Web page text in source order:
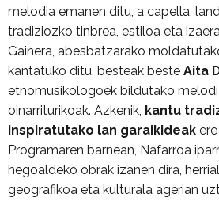
melodia emanen ditu, a capella,
tradiziozko tinbrea, estiloa eta
Gainera, abesbatzarako
kantatuko ditu, besteak beste Aita
etnomusikologoek bildutako
oinarriturikoak. Azkenik, kantu
inspiratutako lan garaikideak
Programaren barnean, Nafarroa
hegoaldeko obrak izanen dira,
geografikoa eta kulturala agerian